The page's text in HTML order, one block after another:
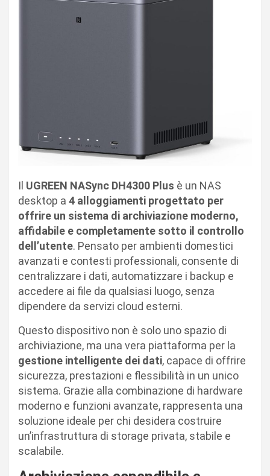
Il UGREEN NASync DH4300 Plus è un NAS
desktop a 4 alloggiamenti progettato per
offrire un sistema di archiviazione moderno,
affidabile e completamente sotto il controllo
dell’utente. Pensato per ambienti domestici
avanzati e contesti professionali, consente di
centralizzare i dati, automatizzare i backup e
accedere ai file da qualsiasi luogo, senza
dipendere da servizi cloud esterni.
Questo dispositivo non è solo uno spazio di
archiviazione, ma una vera piattaforma per la
gestione intelligente dei dati, capace di offrire
sicurezza, prestazioni e flessibilità in un unico
sistema. Grazie alla combinazione di hardware
moderno e funzioni avanzate, rappresenta una
soluzione ideale per chi desidera costruire
un’infrastruttura di storage privata, stabile e
scalabile.